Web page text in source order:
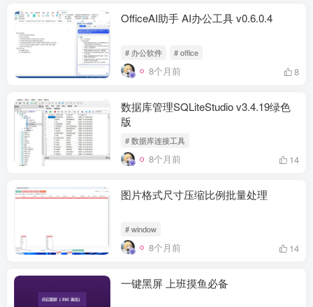
OfficeAI助手 AI办公工具 v0.6.0.4
# 办公软件 # office
8个月前 8
数据库管理SQLiteStudio v3.4.19绿色
版
# 数据库连接工具
8个月前 14
图片格式尺寸压缩比例批量处理
# window
8个月前 14
一键黑屏 上班摸鱼必备